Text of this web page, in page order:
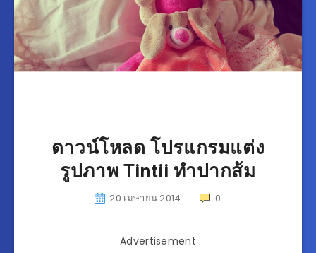
ดาวน์โหลด โปรแกรมแต่ง
รูปภาพ Tintii ทำปากส้ม
20 เมษายน 2014 0
Advertisement